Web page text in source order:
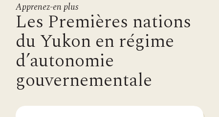
Apprenez-en plus
Les Premières nations
du Yukon en régime
d’autonomie
gouvernementale